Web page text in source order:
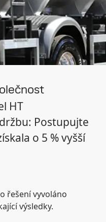
HT
Postupujte
o 5 % vyšší
řešení vyvoláno
výsledky.